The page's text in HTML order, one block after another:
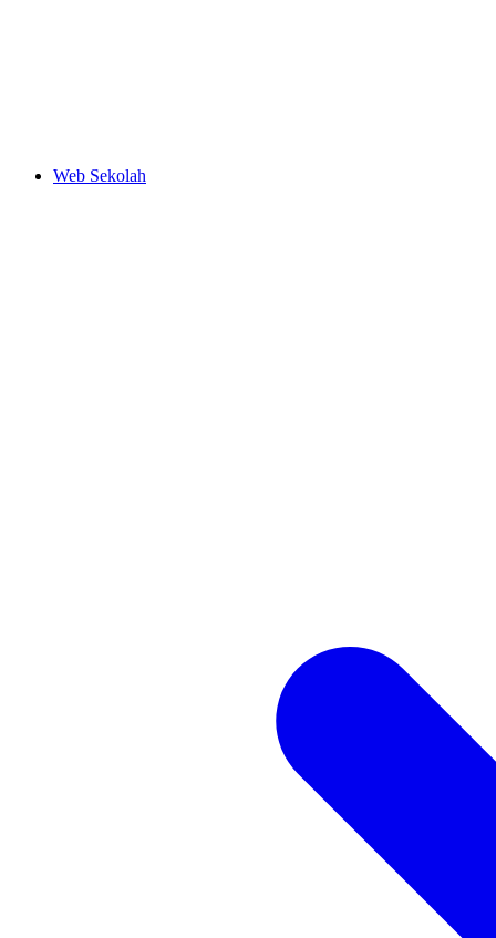
Web Sekolah